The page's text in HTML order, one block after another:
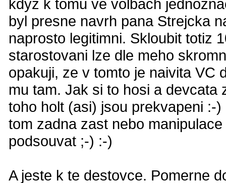
kdyz k tomu ve volbach
byl presne navrh pana Strejcka
naprosto legitimni. Skloubit totiz
starostovani lze dle meho
opakuji, ze v tomto je naivita VC
mu tam. Jak si to hosi a
toho holt (asi) jsou prekvapeni :-
tom zadna zast nebo
podsouvat ;-) :-)
A jeste k te destovce. Pomerne